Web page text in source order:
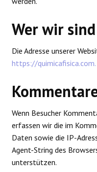
Wer wir sind
Die Adresse unserer
https://quimicafisica.com.
Wenn Besucher
erfassen wir die im
Daten sowie die IP-
Agent-String des
unterstützen.